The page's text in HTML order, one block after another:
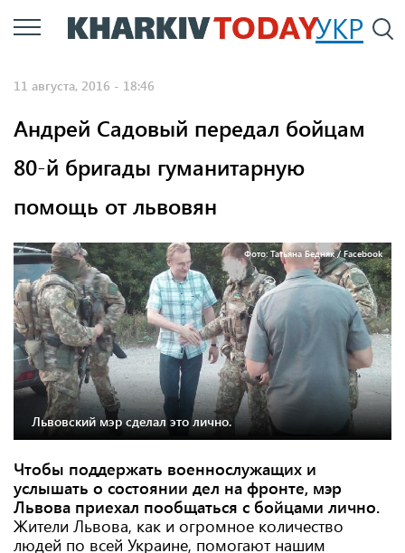
Перейти
к
УКР
11 августа, 2016 - 18:46
Андрей Садовый передал бойцам
80-й бригады гуманитарную
помощь от львовян
Фото: Татьяна Бедняк / Facebook
Львовский мэр сделал это лично.
Чтобы поддержать военнослужащих и
услышать о состоянии дел на фронте, мэр
Львова приехал пообщаться с бойцами лично.
Жители Львова, как и огромное количество
людей по всей Украине, помогают нашим